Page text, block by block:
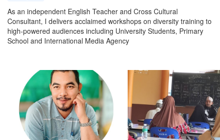
As an independent English Teacher and Cross Cultural
Consultant, I delivers acclaimed workshops on diversity training to
high-powered audiences including University Students, Primary
School and International Media Agency